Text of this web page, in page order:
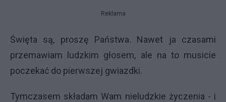
Reklama
Święta są, proszę Państwa. Nawet ja czasami
przemawiam ludzkim głosem, ale na to musicie
poczekać do pierwszej gwiazdki.
Tymczasem składam Wam nieludzkie życzenia - i